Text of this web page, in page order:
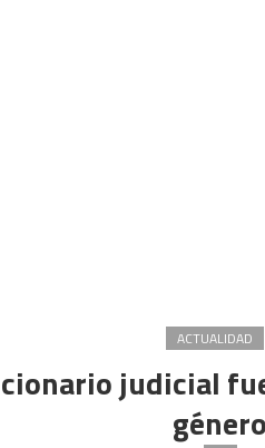
ACTUALIDAD
judicial
género